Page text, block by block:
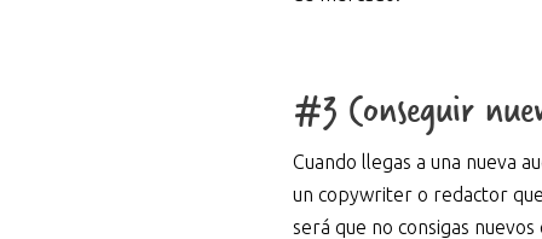
#3 Conseguir
Cuando llegas a una nueva
un copywriter o redactor
será que no consigas nuevos